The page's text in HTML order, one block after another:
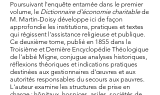
Poursuivant l'enquête entamée dans le premier
volume, le Dictionnaire d'économie charitablede
M. Martin-Doisy développe ici de façon
approfondie les institutions, pratiques et textes
qui régissent l'assistance religieuse et publique.
Ce deuxième tome, publié en 1855 dans la
Troisième et Dernière Encyclopédie Théologique
de l'abbé Migne, conjugue analyses historiques,
réflexions théoriques et indications pratiques
destinées aux gestionnaires d'œuvres et aux
autorités responsables du secours aux pauvres.
L'auteur examine les structures de prise en